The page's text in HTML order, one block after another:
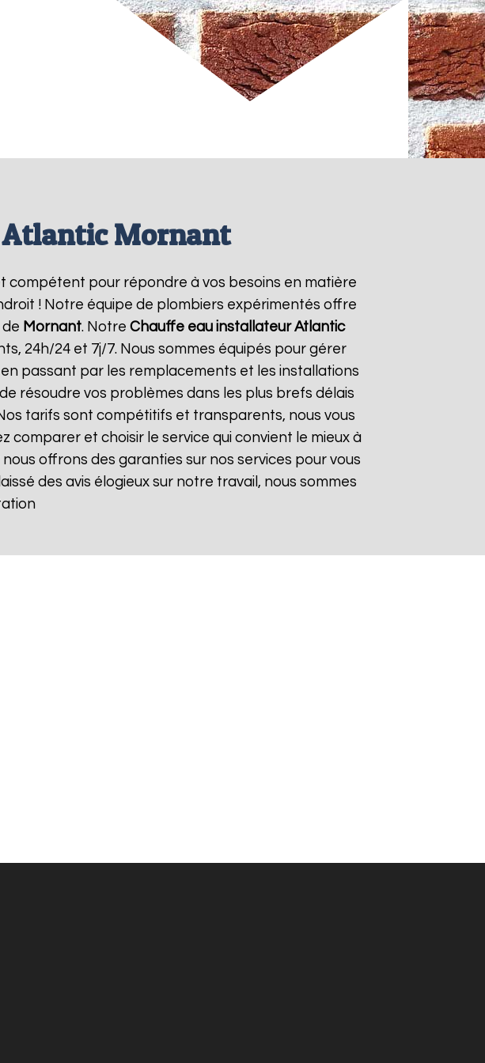
Mornant
compétent pour répondre à vos besoins en matière
! Notre équipe de plombiers expérimentés offre
Mornant. Notre Chauffe eau installateur Atlantic
24h/24 et 7j/7. Nous sommes équipés pour gérer
passant par les remplacements et les installations
résoudre vos problèmes dans les plus brefs délais
tarifs sont compétitifs et transparents, nous vous
comparer et choisir le service qui convient le mieux à
offrons des garanties sur nos services pour vous
des avis élogieux sur notre travail, nous sommes